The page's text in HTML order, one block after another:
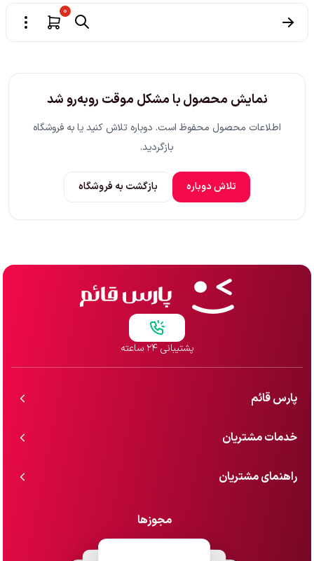
0
نمایش محصول با مشکل موقت روبه‌رو شد
اطلاعات محصول محفوظ است. دوباره تلاش کنید یا به فروشگاه
بازگردید.
تلاش دوباره بازگشت به فروشگاه
پشتیبانی ۲۴ ساعته
پارس قائم
خدمات مشتریان
راهنمای مشتریان
مجوزها